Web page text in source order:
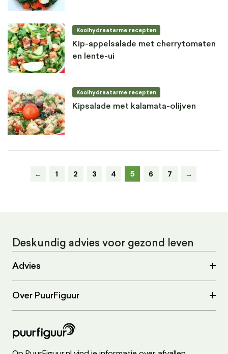
Koolhydraatarme recepten
Kip-appelsalade met cherrytomaten
en lente-ui
Koolhydraatarme recepten
Kipsalade met kalamata-olijven
← 1 2 3 4 5 6 7 →
Deskundig advies voor gezond leven
Advies
Over PuurFiguur